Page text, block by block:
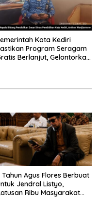
Kota Kediri
Program Seragam
Berlanjut, Gelontorkan
Tahun Agus Flores Berbuat
Jendral Listyo,
Ribu Masyarakat